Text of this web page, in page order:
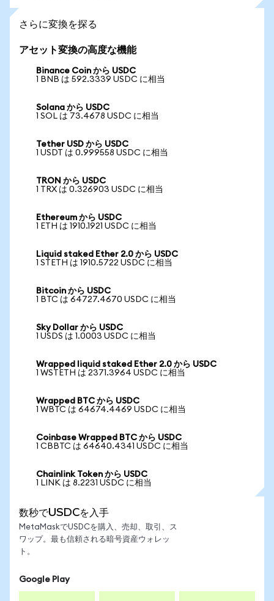
さらに変換を探る
アセット変換の高度な機能
Binance Coin から USDC
1 BNB は 592.3339 USDC に相当
Solana から USDC
1 SOL は 73.4678 USDC に相当
Tether USD から USDC
1 USDT は 0.999558 USDC に相当
TRON から USDC
1 TRX は 0.326903 USDC に相当
Ethereum から USDC
1 ETH は 1910.1921 USDC に相当
Liquid staked Ether 2.0 から USDC
1 STETH は 1910.5722 USDC に相当
Bitcoin から USDC
1 BTC は 64727.4670 USDC に相当
Sky Dollar から USDC
1 USDS は 1.0003 USDC に相当
Wrapped liquid staked Ether 2.0 から USDC
1 WSTETH は 2371.3964 USDC に相当
Wrapped BTC から USDC
1 WBTC は 64674.4469 USDC に相当
Coinbase Wrapped BTC から USDC
1 CBBTC は 64640.4341 USDC に相当
Chainlink Token から USDC
1 LINK は 8.2231 USDC に相当
数秒でUSDCを入手
MetaMaskでUSDCを購入、売却、取引、ス
ワップ。最も信頼される暗号資産ウォレッ
ト。
Google Play